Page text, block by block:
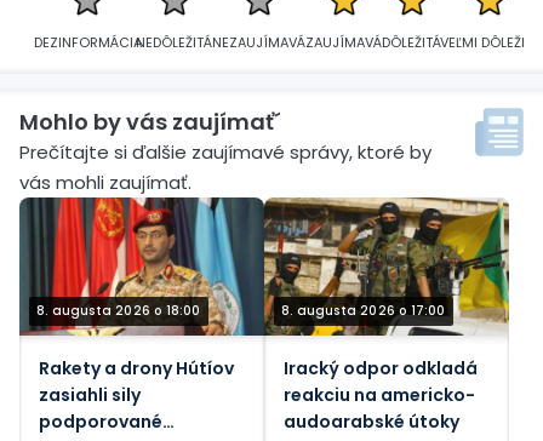
DEZINFORMÁCIANEDÔLEŽITÁNEZAUJÍMAVÁZAUJÍMAVÁDÔLEŽITÁVEĽMI DÔLEŽITÁ
Mohlo by vás zaujímať´
Prečítajte si ďalšie zaujímavé správy, ktoré by
vás mohli zaujímať.
8. augusta 2026 o 18:00
Rakety a drony Hútíov
zasiahli sily
podporované
8. augusta 2026 o 17:00
Iracký odpor odkladá
reakciu na americko-
audoarabské útoky